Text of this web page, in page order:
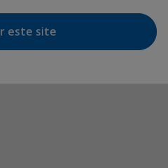
este site